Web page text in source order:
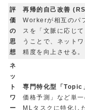
評
価
の
思
想
再帰的自己改善
Workerが相互のパ
スを「文脈に応じ
うことで、ネット
精度を向上させる。
ネ
ッ
ト
ワ
ー
専門特化型「Topic
価格予測」など単
MLタスクに特化し